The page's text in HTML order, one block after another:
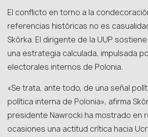
El conflicto en torno a la
referencias históricas no es
Skórka. El dirigente de la UUP
una estrategia calculada, impulsada
electorales internos de Polonia.
«Se trata, ante todo, de una señal
política interna de Polonia», afirma
presidente Nawrocki ha mostrado en
ocasiones una actitud crítica hacia